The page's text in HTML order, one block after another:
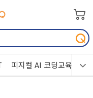
피지컬 AI 코딩교육